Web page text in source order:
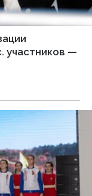
участников —